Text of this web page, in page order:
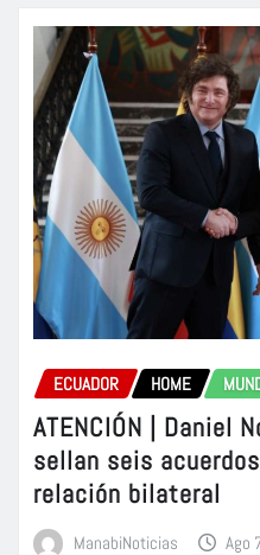
ECUADOR HOME
ATENCIÓN | Daniel
sellan seis
relación bilateral
ManabiNoticias Ago